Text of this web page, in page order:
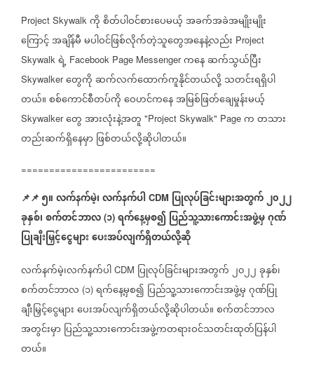
Project Skywalk ကိုစိတ်ပါဝင်စားပေမယ့်အခက်အခဲအမျိုးမျိုး
ကြောင့်အချိန်မီမပါဝင်ဖြစ်လိုက်တဲ့သူတွေအနေနဲ့လည်း Project
Skywalk ရဲ့ Facebook Page Messengerကနေဆက်သွယ်ပြီး
Skywalker ​တွေကိုဆက်လက်ထောက်ကူနိုင်တယ်လို့သတင်းရရှိပါ
တယ်။စစ်ကောင်စီတပ်ကိုဝေဟင်ကနေအမြစ်ဖြတ်ချေမှုန်းမယ့်
Skywalker ​တွေအားလုံးနဲ့အတူ "Project Skywalk" Page ကတသား
တည်းဆက်ရှိနေမှာဖြစ်တယ်လို့ဆိုပါတယ်။
========================
📌📌၅။လက်နက်မဲ့၊လက်နက်ပါ CDM ပြုလုပ်ခြင်းများအတွက်၂၀၂၂
ခုနှစ်၊စက်တင်ဘာလ (၁) ရက်နေ့မှစ၍ပြည်သူ့သားကောင်းအဖွဲ့မှဂုဏ်
ပြုချီးမြှင့်ငွေများပေးအပ်လျက်ရှိတယ်လို့ဆို
လက်နက်မဲ့၊လက်နက်ပါ CDM ပြုလုပ်ခြင်းများအတွက်၂၀၂၂ခုနှစ်၊
စက်တင်ဘာလ (၁) ရက်နေ့မှစ၍ ပြည်သူ့သားကောင်းအဖွဲ့မှဂုဏ်ပြု
ချီးမြှင့်ငွေများပေးအပ်လျက်ရှိတယ်လို့ဆိုပါတယ်။စက်တင်ဘာလ
အတွင်းမှာပြည်သူ့သားကောင်းအဖွဲ့ကတရားဝင်သတင်းထုတ်ပြန်ပါ
တယ်။